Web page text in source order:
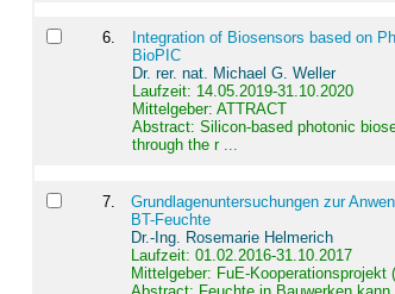
6.
Integration of Biosensors based on
BioPIC
Dr. rer. nat. Michael G. Weller
Laufzeit: 14.05.2019-31.10.2020
Mittelgeber: ATTRACT
Abstract: Silicon-based photonic
through the r ...
7.
Grundlagenuntersuchungen zur
BT-Feuchte
Dr.-Ing. Rosemarie Helmerich
Laufzeit: 01.02.2016-31.10.2017
Mittelgeber: FuE-Kooperationsprojekt